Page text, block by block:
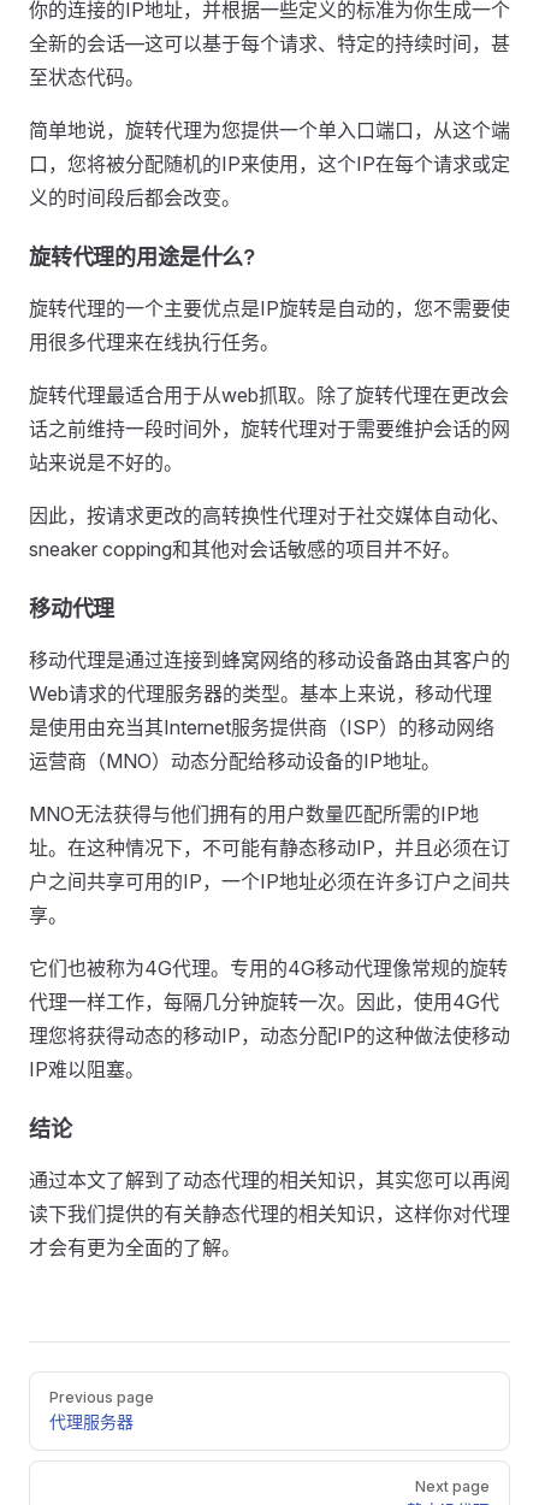
你的连接的IP地址，并根据一些定义的标准为你生成一个
全新的会话—这可以基于每个请求、特定的持续时间，甚
至状态代码。
简单地说，旋转代理为您提供一个单入口端口，从这个端
口，您将被分配随机的IP来使用，这个IP在每个请求或定
义的时间段后都会改变。
旋转代理的用途是什么?
旋转代理的一个主要优点是IP旋转是自动的，您不需要使
用很多代理来在线执行任务。
旋转代理最适合用于从web抓取。除了旋转代理在更改会
话之前维持一段时间外，旋转代理对于需要维护会话的网
站来说是不好的。
因此，按请求更改的高转换性代理对于社交媒体自动化、
sneaker copping和其他对会话敏感的项目并不好。
移动代理
移动代理是通过连接到蜂窝网络的移动设备路由其客户的
Web请求的代理服务器的类型。基本上来说，移动代理
是使用由充当其Internet服务提供商（ISP）的移动网络
运营商（MNO）动态分配给移动设备的IP地址。
MNO无法获得与他们拥有的用户数量匹配所需的IP地
址。在这种情况下，不可能有静态移动IP，并且必须在订
户之间共享可用的IP，一个IP地址必须在许多订户之间共
享。
它们也被称为4G代理。专用的4G移动代理像常规的旋转
代理一样工作，每隔几分钟旋转一次。因此，使用4G代
理您将获得动态的移动IP，动态分配IP的这种做法使移动
IP难以阻塞。
结论
通过本文了解到了动态代理的相关知识，其实您可以再阅
读下我们提供的有关静态代理的相关知识，这样你对代理
才会有更为全面的了解。
Pager
Previous page
代理服务器
Next page